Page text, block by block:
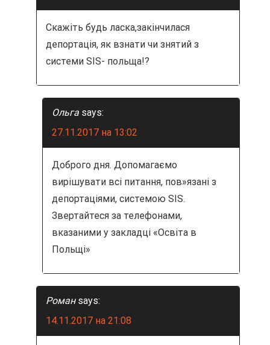
Скажіть будь ласка,закінчилася
депортація, як взнати чи знятий з
системи SIS- польща!?
Ольга says:
27.11.2017 на 13:02
Доброго дня. Допомагаємо
вирішувати всі питання, пов»язані з
депортаціями, системою SIS.
Звертайтеся за телефонами,
вказаними у закладці «Освіта в
Польщі»
Роман says:
14.11.2017 на 21:08